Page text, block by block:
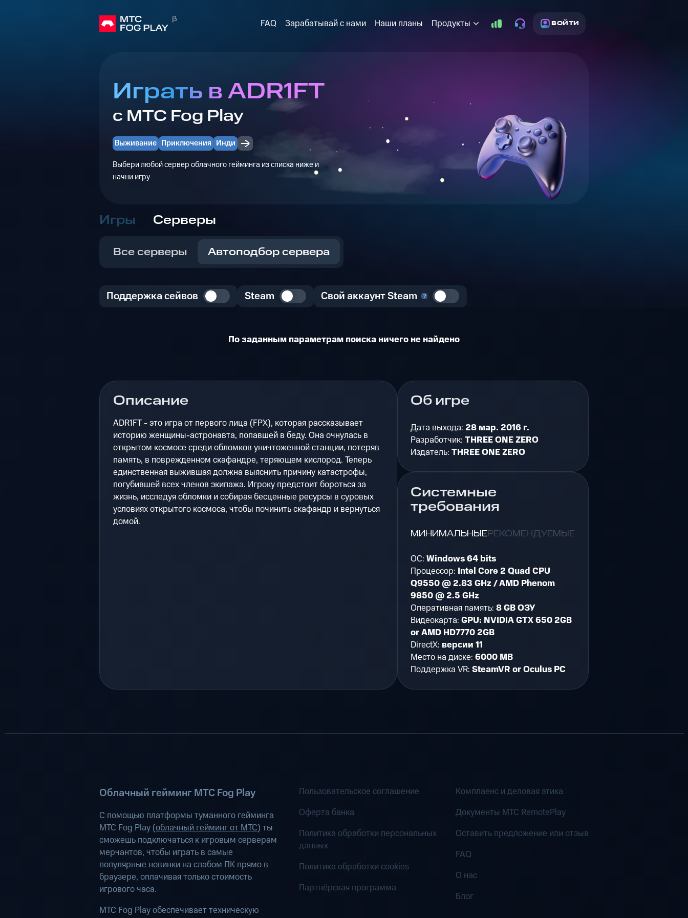
FAQ Зарабатывай с нами Наши планы Продукты ВОЙТИ
Играть в ADR1FT
с МТС Fog Play
Выживание Приключения Инди
Выбери любой сервер облачного гейминга из списка ниже и
начни игру
Игры Серверы
Все серверы Автоподбор сервера
Поддержка сейвов Steam Свой аккаунт Steam
По заданным параметрам поиска ничего не найдено
Описание
ADR1FT - это игра от первого лица (FPX), которая рассказывает
историю женщины-астронавта, попавшей в беду. Она очнулась в
открытом космосе среди обломков уничтоженной станции, потеряв
память, в поврежденном скафандре, теряющем кислород. Теперь
единственная выжившая должна выяснить причину катастрофы,
погубившей всех членов экипажа. Игроку предстоит бороться за
жизнь, исследуя обломки и собирая бесценные ресурсы в суровых
условиях открытого космоса, чтобы починить скафандр и вернуться
домой.
Об игре
Дата выхода:28 мар. 2016 г.
Разработчик:THREE ONE ZERO
Издатель:THREE ONE ZERO
Системные
требования
МИНИМАЛЬНЫЕРЕКОМЕНДУЕМЫЕ
ОС:Windows 64 bits
Процессор: Intel Core 2 Quad CPU
Q9550 @ 2.83 GHz / AMD Phenom
9850 @ 2.5 GHz
Оперативная память:8 GB ОЗУ
Видеокарта:GPU: NVIDIA GTX 650 2GB
or AMD HD7770 2GB
DirectX: версии 11
Место на диске:6000 MB
Поддержка VR:SteamVR or Oculus PC
Облачный гейминг МТС Fog Play
С помощью платформы туманного гейминга
МТС Fog Play (облачный гейминг от МТС) ты
сможешь подключаться к игровым серверам
мерчантов, чтобы играть в самые
популярные новинки на слабом ПК прямо в
браузере, оплачивая только стоимость
игрового часа.
МТС Fog Play обеспечивает техническую
Пользовательское соглашение
Оферта банка
Политика обработки персональных
данных
Политика обработки cookies
Партнёрская программа
Комплаенс и деловая этика
Документы MTC RemotePlay
Оставить предложение или отзыв
FAQ
О нас
Блог